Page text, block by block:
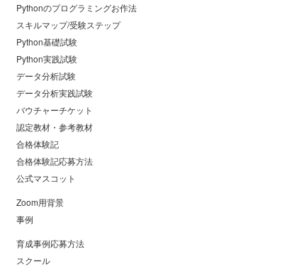
Pythonのプログラミングお作法
スキルマップ/受験ステップ
Python基礎試験
Python実践試験
データ分析試験
データ分析実践試験
バウチャーチケット
認定教材・参考教材
合格体験記
合格体験記応募方法
公式マスコット
Zoom用背景
事例
育成事例応募方法
スクール